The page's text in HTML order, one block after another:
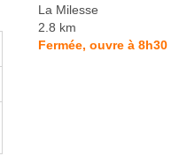
La Milesse
2.8 km
Fermée, ouvre à 8h30